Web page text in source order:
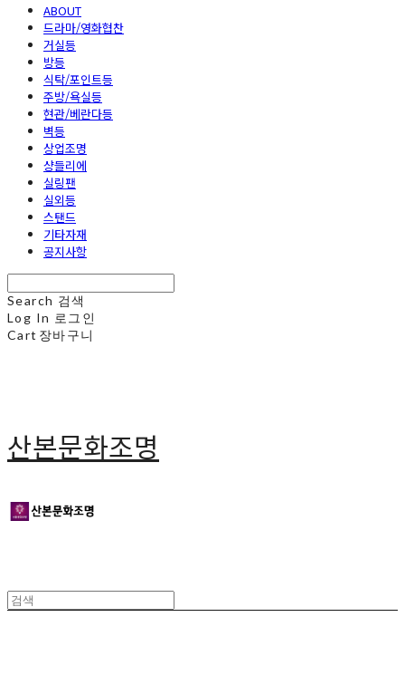
ABOUT
드라마/영화협찬
거실등
방등
식탁/포인트등
주방/욕실등
현관/베란다등
벽등
상업조명
샹들리에
실링팬
실외등
스탠드
기타자재
공지사항
Search 검색
Log In 로그인
Cart 장바구니
산본문화조명